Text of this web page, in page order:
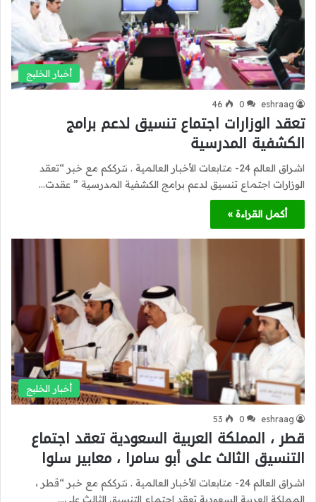
أخبار الخليج
eshraag
0
46
تعقد الوزارات اجتماع تنسيق لدعم برامج
الكشفية المدرسية
اشراق العالم 24- متابعات الأخبار العالمية . نترككم مع خبر “تعقد
الوزارات اجتماع تنسيق لدعم برامج الكشفية المدرسية ” عقدت…
أكمل القراءة »
أخبار الخليج
eshraag
0
53
قطر ، المملكة العربية السعودية تعقد اجتماع
التنسيق الثالث على أبو سامرا ، معابير سلوا
اشراق العالم 24- متابعات الأخبار العالمية . نترككم مع خبر “قطر ،
المملكة العربية السعودية تعقد اجتماع التنسيق الثالث على…